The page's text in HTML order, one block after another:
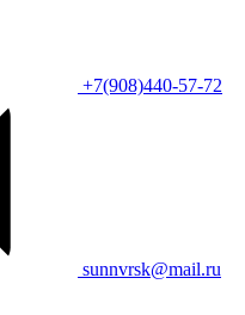
+7(908)440-57-72
sunnvrsk@mail.ru